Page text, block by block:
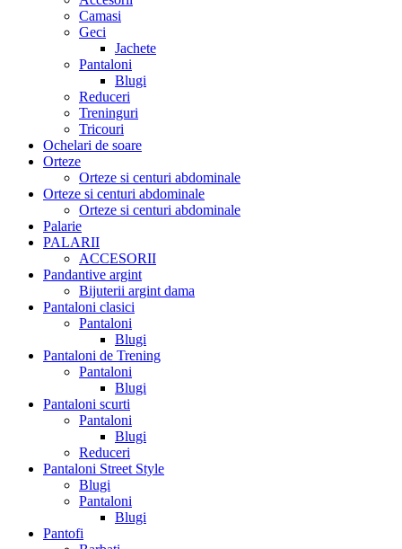
Camasi
Geci
Jachete
Pantaloni
Blugi
Reduceri
Treninguri
Tricouri
Ochelari de soare
Orteze
Orteze si centuri abdominale
Orteze si centuri abdominale
Orteze si centuri abdominale
Palarie
PALARII
ACCESORII
Pandantive argint
Bijuterii argint dama
Pantaloni clasici
Pantaloni
Blugi
Pantaloni de Trening
Pantaloni
Blugi
Pantaloni scurti
Pantaloni
Blugi
Reduceri
Pantaloni Street Style
Blugi
Pantaloni
Blugi
Pantofi